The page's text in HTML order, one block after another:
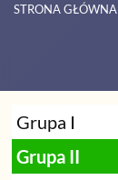
STRONA GŁÓWNA
Grupy
Grupa I
Grupa II